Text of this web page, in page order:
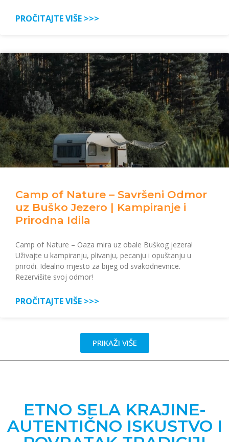
PROČITAJTE VIŠE >>>
Camp of Nature – Savršeni Odmor
uz Buško Jezero | Kampiranje i
Prirodna Idila
Camp of Nature – Oaza mira uz obale Buškog jezera!
Uživajte u kampiranju, plivanju, pecanju i opuštanju u
prirodi. Idealno mjesto za bijeg od svakodnevnice.
Rezervišite svoj odmor!
PROČITAJTE VIŠE >>>
PRIKAŽI VIŠE
ETNO SELA KRAJINE-
AUTENTIČNO ISKUSTVO I